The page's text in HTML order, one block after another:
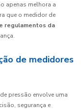
apenas melhora a
que o medidor de
regulamentos da
de medidores
pressão envolve uma
segurança e